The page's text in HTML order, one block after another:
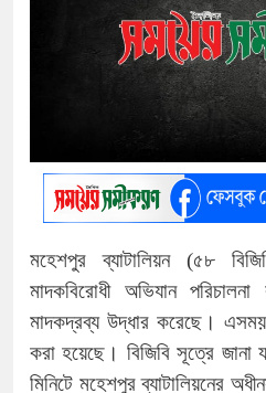
মহেশপুর ব্যাটালিয়ন (৫৮
মাদকবিরোধী অভিযান
মাদকদ্রব্য উদ্ধার করেছে।
করা হয়েছে। বিজিবি সূত্রে জানা
মিনিটে মহেশপুর ব্যাটালিয়নের